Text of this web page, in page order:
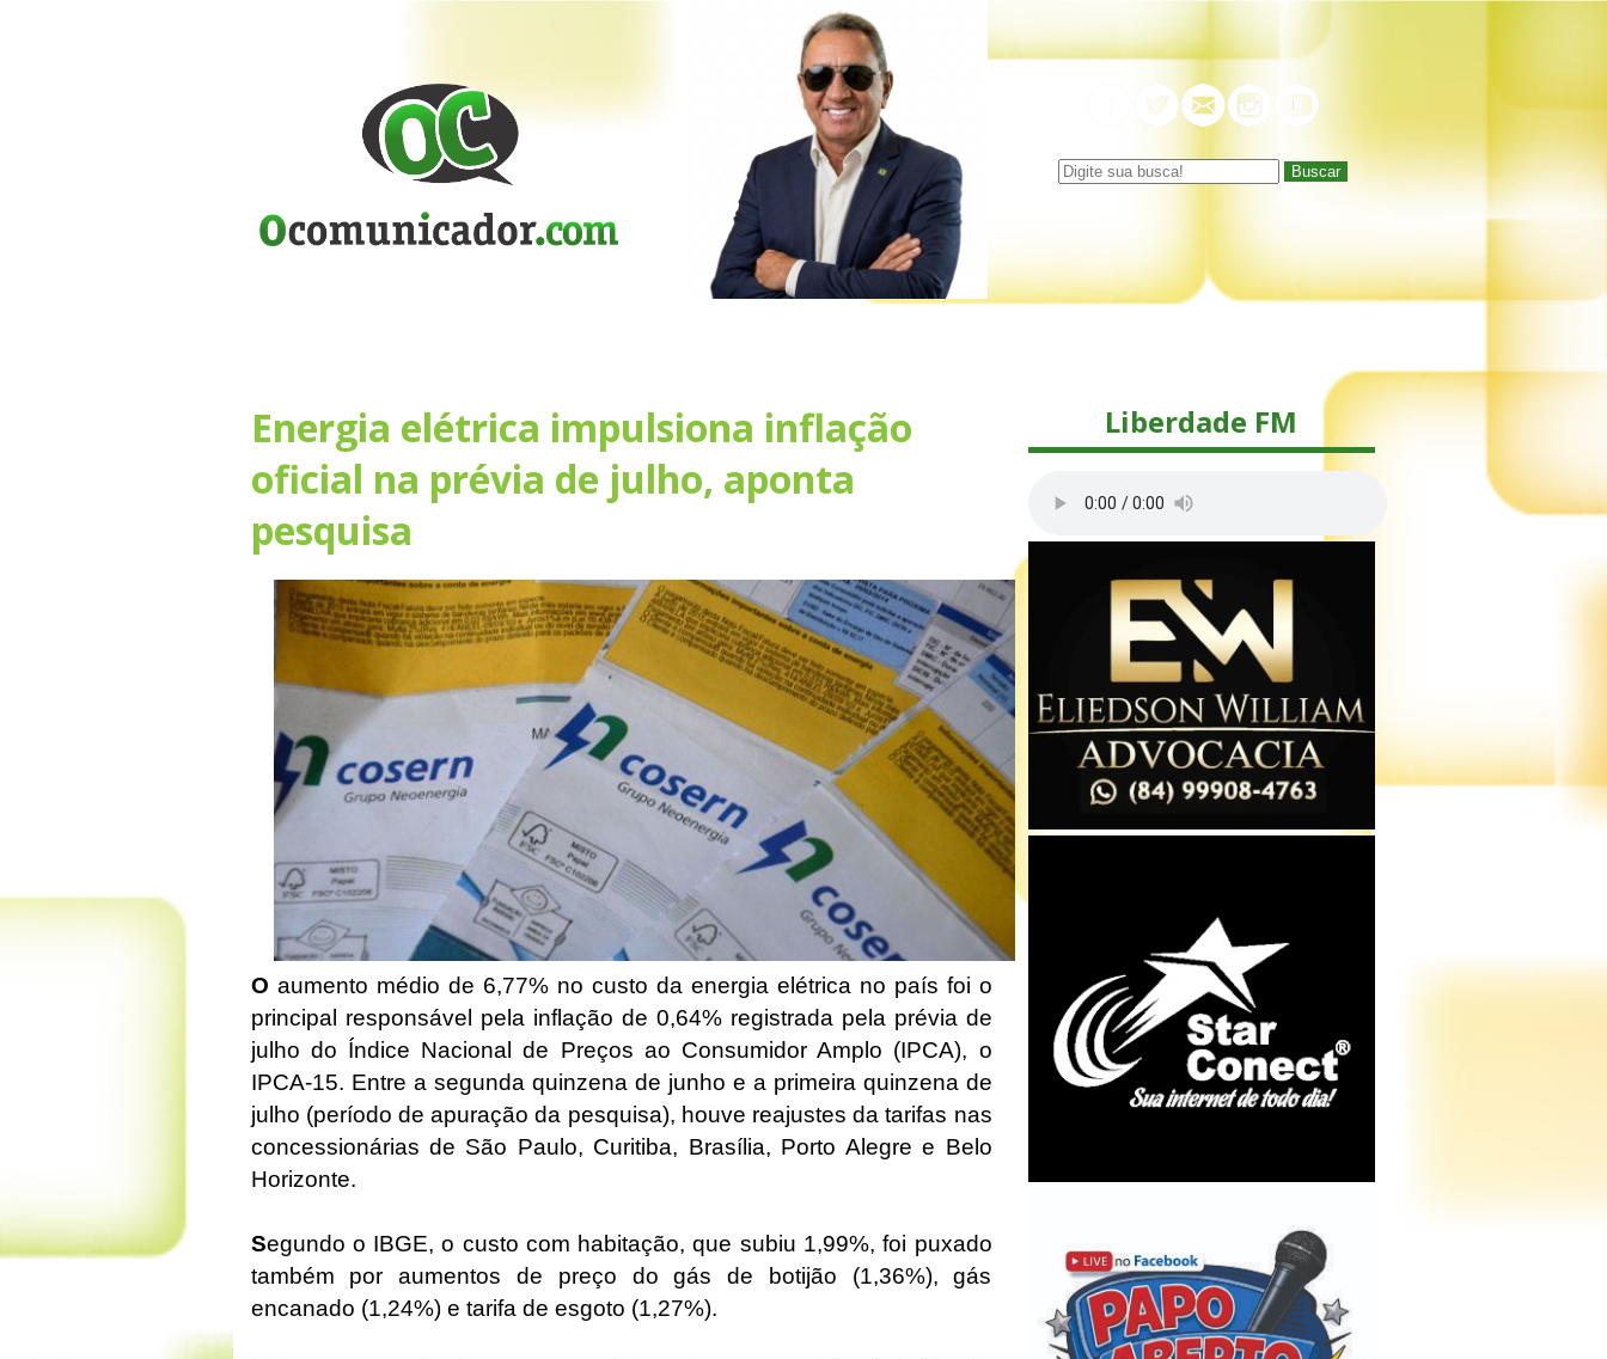
Buscar
Energia elétrica impulsiona inflação
oficial na prévia de julho, aponta
pesquisa
O aumento médio de 6,77% no custo da energia elétrica no país foi o
principal responsável pela inflação de 0,64% registrada pela prévia de
julho do Índice Nacional de Preços ao Consumidor Amplo (IPCA), o
IPCA-15. Entre a segunda quinzena de junho e a primeira quinzena de
julho (período de apuração da pesquisa), houve reajustes da tarifas nas
concessionárias de São Paulo, Curitiba, Brasília, Porto Alegre e Belo
Horizonte.
Segundo o IBGE, o custo com habitação, que subiu 1,99%, foi puxado
também por aumentos de preço do gás de botijão (1,36%), gás
encanado (1,24%) e tarifa de esgoto (1,27%).
Liberdade FM